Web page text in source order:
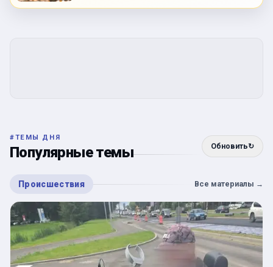
#ТЕМЫ ДНЯ
Популярные темы Обновить↻
Происшествия Все материалы →